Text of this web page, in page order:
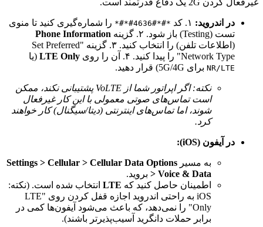
در اندروید: *#*#4636#*#*
را شماره‌گیری کنید تا منوی
تست (Testing) باز شود. ۲. گزینه
Phone Information
(اطلاعات تلفن) را انتخاب کنید. ۳. گزینه "Set Preferred
Network Type" را پیدا کنید. ۴. آن را روی
LTE Only (یا
NR/LTE برای 5G/4G) قرار دهید.
نکته: اگر اپراتور شما از VoLTE پشتیبانی نکند، ممکن
است تماس‌های صوتی معمولی با این کار غیرفعال
شوند، اما تماس‌های اینترنتی (دیتا/سیگنال) کار خواهند
کرد.
در آیفون (iOS):
به مسیر Settings > Cellular > Cellular Data Options
> Voice & Data بروید.
اطمینان حاصل کنید که LTE انتخاب شده است. (نکته:
iOS به راحتی اندروید اجازه قفل کردن روی "LTE
Only" را نمی‌دهد، که باعث می‌شود آیفون‌ها کمی در
برابر حملات دانگرید آسیب‌پذیرتر باشند).